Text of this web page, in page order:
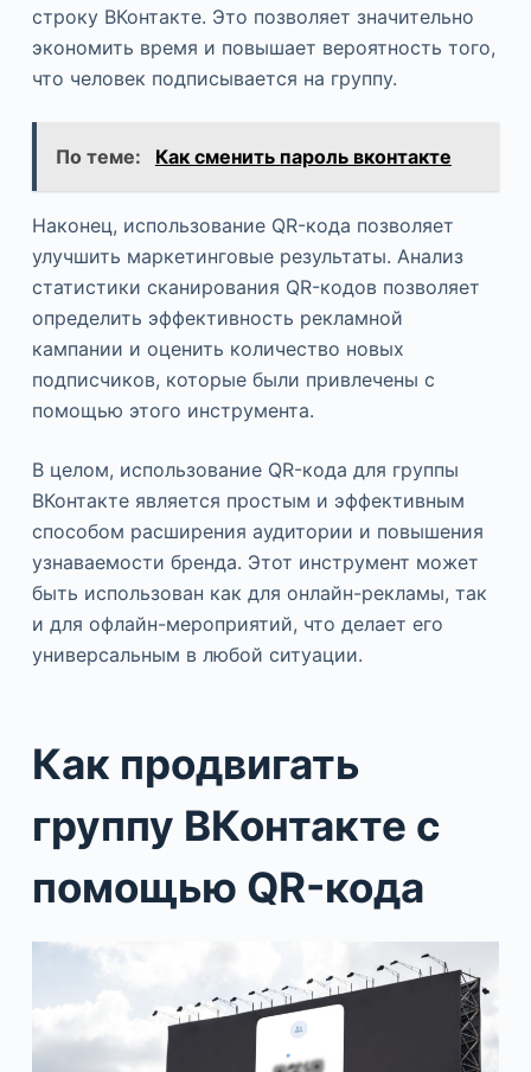
строку ВКонтакте. Это позволяет значительно
экономить время и повышает вероятность того,
что человек подписывается на группу.
По теме: Как сменить пароль вконтакте
Наконец, использование QR-кода позволяет
улучшить маркетинговые результаты. Анализ
статистики сканирования QR-кодов позволяет
определить эффективность рекламной
кампании и оценить количество новых
подписчиков, которые были привлечены с
помощью этого инструмента.
В целом, использование QR-кода для группы
ВКонтакте является простым и эффективным
способом расширения аудитории и повышения
узнаваемости бренда. Этот инструмент может
быть использован как для онлайн-рекламы, так
и для офлайн-мероприятий, что делает его
универсальным в любой ситуации.
Как продвигать
группу ВКонтакте с
помощью QR-кода